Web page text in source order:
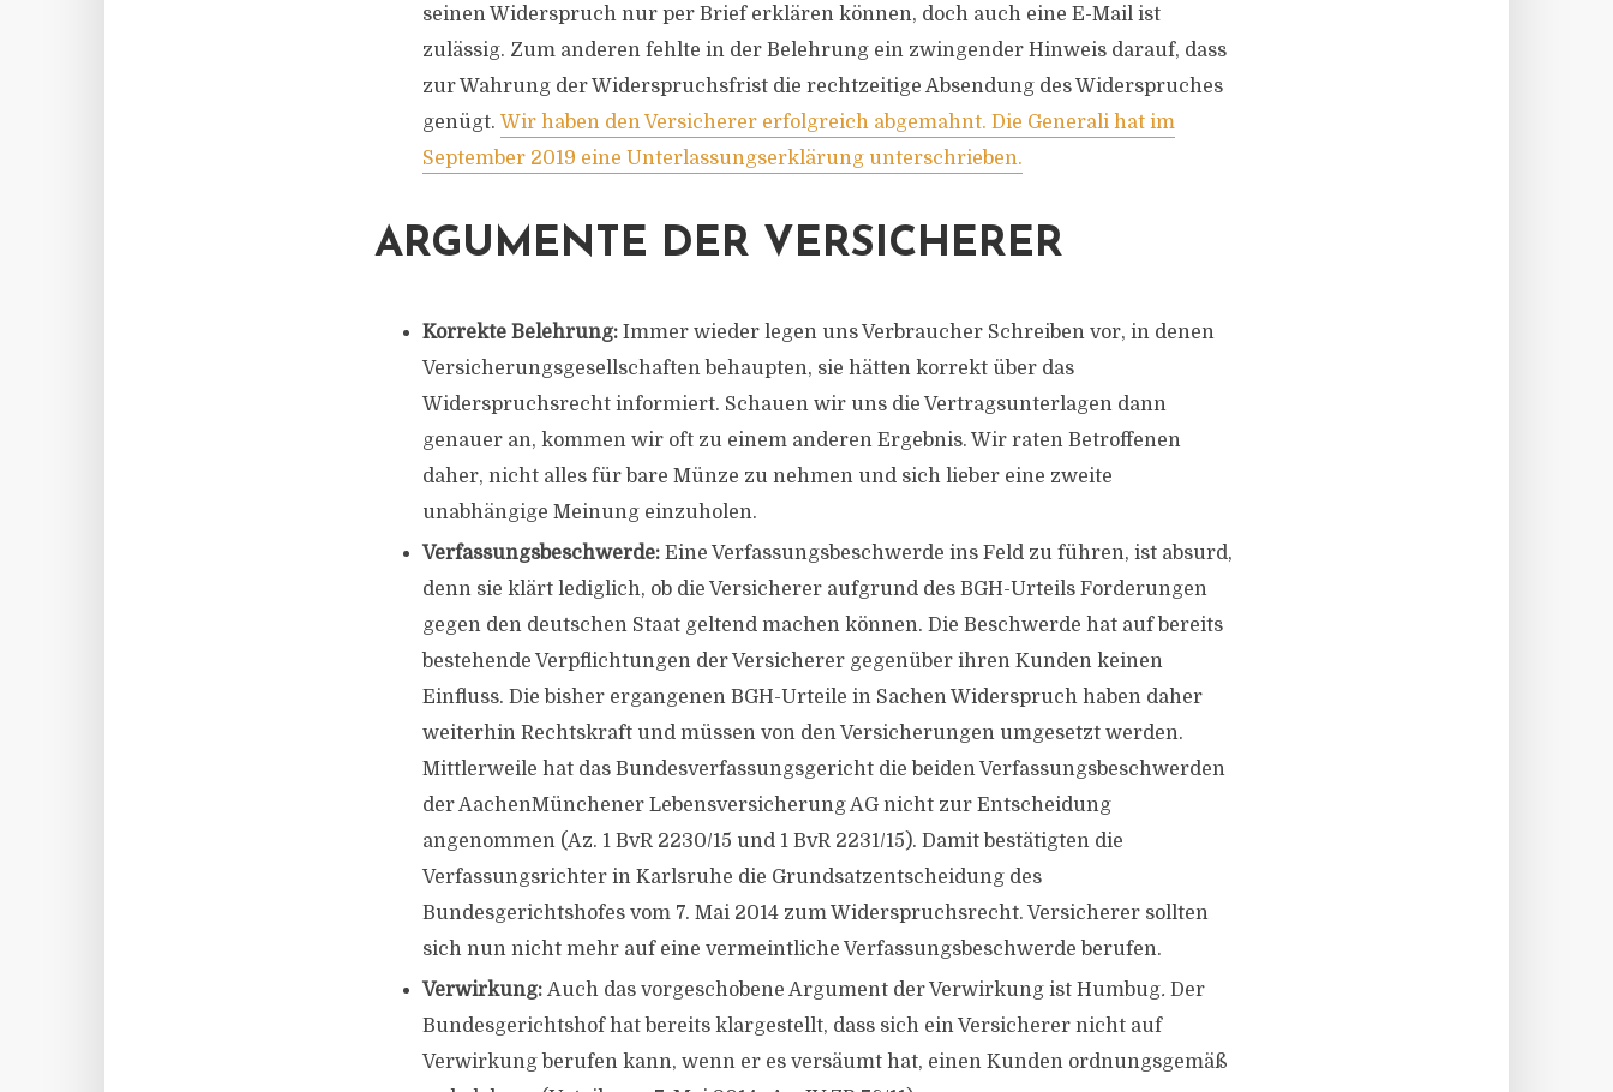
seinen Widerspruch nur per Brief erklären können, doch auch eine E-Mail ist
zulässig. Zum anderen fehlte in der Belehrung ein zwingender Hinweis darauf, dass
zur Wahrung der Widerspruchsfrist die rechtzeitige Absendung des Widerspruches
genügt. Wir haben den Versicherer erfolgreich abgemahnt. Die Generali hat im
September 2019 eine Unterlassungserklärung unterschrieben.
ARGUMENTE DER VERSICHERER
Korrekte Belehrung: Immer wieder legen uns Verbraucher Schreiben vor, in denen
Versicherungsgesellschaften behaupten, sie hätten korrekt über das
Widerspruchsrecht informiert. Schauen wir uns die Vertragsunterlagen dann
genauer an, kommen wir oft zu einem anderen Ergebnis. Wir raten Betroffenen
daher, nicht alles für bare Münze zu nehmen und sich lieber eine zweite
unabhängige Meinung einzuholen.
Verfassungsbeschwerde: Eine Verfassungsbeschwerde ins Feld zu führen, ist absurd,
denn sie klärt lediglich, ob die Versicherer aufgrund des BGH-Urteils Forderungen
gegen den deutschen Staat geltend machen können. Die Beschwerde hat auf bereits
bestehende Verpflichtungen der Versicherer gegenüber ihren Kunden keinen
Einfluss. Die bisher ergangenen BGH-Urteile in Sachen Widerspruch haben daher
weiterhin Rechtskraft und müssen von den Versicherungen umgesetzt werden.
Mittlerweile hat das Bundesverfassungsgericht die beiden Verfassungsbeschwerden
der AachenMünchener Lebensversicherung AG nicht zur Entscheidung
angenommen (Az. 1 BvR 2230/15 und 1 BvR 2231/15). Damit bestätigten die
Verfassungsrichter in Karlsruhe die Grundsatzentscheidung des
Bundesgerichtshofes vom 7. Mai 2014 zum Widerspruchsrecht. Versicherer sollten
sich nun nicht mehr auf eine vermeintliche Verfassungsbeschwerde berufen.
Verwirkung: Auch das vorgeschobene Argument der Verwirkung ist Humbug. Der
Bundesgerichtshof hat bereits klargestellt, dass sich ein Versicherer nicht auf
Verwirkung berufen kann, wenn er es versäumt hat, einen Kunden ordnungsgemäß